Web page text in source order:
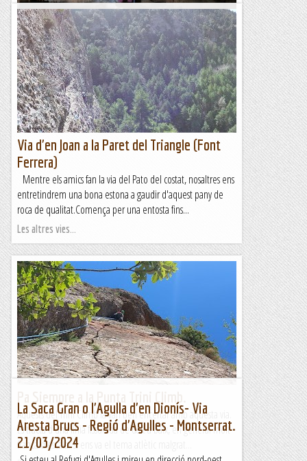
Avenc d'en Pasant
Avui hem iniciat la temporada de sortides de tarda. Aquestes
sortides, que realitzem quan el dia és prou llarg per fer una
activitat a la tarda, són normalment...
Blog de muntanya
Via d'en Joan a la Paret del Triangle (Font
Ferrera)
Mentre els amics fan la via del Pato del costat, nosaltres ens
entretindrem una bona estona a gaudir d'aquest pany de
roca de qualitat.Comença per una entosta fins...
Les altres vies...
Aquests del Trini Climb la van ben encertar amb aquesta via.
Es tracta d'una línia fissurada de dalt a baix, en general molt
franca d'escalar si ens va el tema atlètic malgrat...
La Saca Gran o l'Agulla d'en Dionís- Via
Aresta Brucs - Regió d'Agulles - Montserrat.
21/03/2024